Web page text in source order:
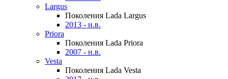
Largus
Поколения Lada Largus
2013 - н.в.
Priora
Поколения Lada Priora
2007 - н.в.
Vesta
Поколения Lada Vesta